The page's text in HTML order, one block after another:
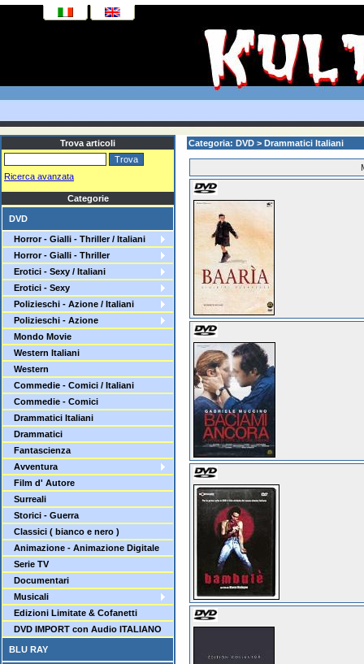
Trova articoli
Ricerca avanzata
Categorie
DVD
Horror - Gialli - Thriller / Italiani
Horror - Gialli - Thriller
Erotici - Sexy / Italiani
Erotici - Sexy
Polizieschi - Azione / Italiani
Polizieschi - Azione
Mondo Movie
Western Italiani
Western
Commedie - Comici / Italiani
Commedie - Comici
Drammatici Italiani
Drammatici
Fantascienza
Avventura
Film d' Autore
Surreali
Storici - Guerra
Classici ( bianco e nero )
Animazione - Animazione Digitale
Serie TV
Documentari
Musicali
Edizioni Limitate & Cofanetti
DVD IMPORT con Audio ITALIANO
BLU RAY
Categoria: DVD > Drammatici Italiani